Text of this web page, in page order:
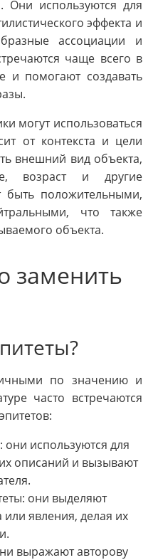
. Они используются для
эффекта и
ассоциации и
чаще всего в
и помогают создавать
могут использоваться
от контекста и цели
внешний вид объекта,
возраст и другие
быть положительными,
что также
объекта.
заменить
по значению и
часто встречаются
используются для
описаний и вызывают
они выделяют
явления, делая их
выражают авторову